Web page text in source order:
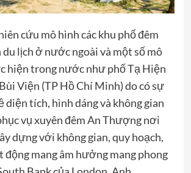
cứu mô hình các khu phố đêm
du lịch ở nước ngoài và một số mô
hiện trong nước như phố Tạ Hiện
Viện (TP Hồ Chí Minh) do có sự
diện tích, hình dáng và không gian
vụ xuyên đêm An Thượng nơi
dựng với không gian, quy hoạch,
động mang âm hưởng mang phong